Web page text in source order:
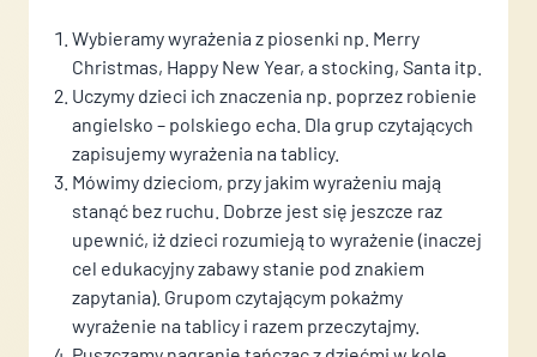
Wybieramy wyrażenia z piosenki np. Merry
Christmas, Happy New Year, a stocking, Santa itp.
Uczymy dzieci ich znaczenia np. poprzez robienie
angielsko – polskiego echa. Dla grup czytających
zapisujemy wyrażenia na tablicy.
Mówimy dzieciom, przy jakim wyrażeniu mają
stanąć bez ruchu. Dobrze jest się jeszcze raz
upewnić, iż dzieci rozumieją to wyrażenie (inaczej
cel edukacyjny zabawy stanie pod znakiem
zapytania). Grupom czytającym pokażmy
wyrażenie na tablicy i razem przeczytajmy.